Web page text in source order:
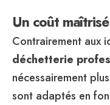
Un coût
Contrairement aux
déchetterie
nécessairement
sont adaptés en